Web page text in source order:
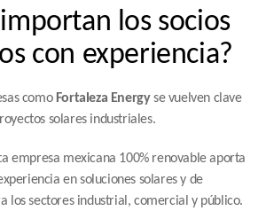
los socios
con experiencia?
como Fortaleza Energy se vuelven clave
solares industriales.
empresa mexicana 100% renovable aporta
en soluciones solares y de
los sectores industrial, comercial y público.